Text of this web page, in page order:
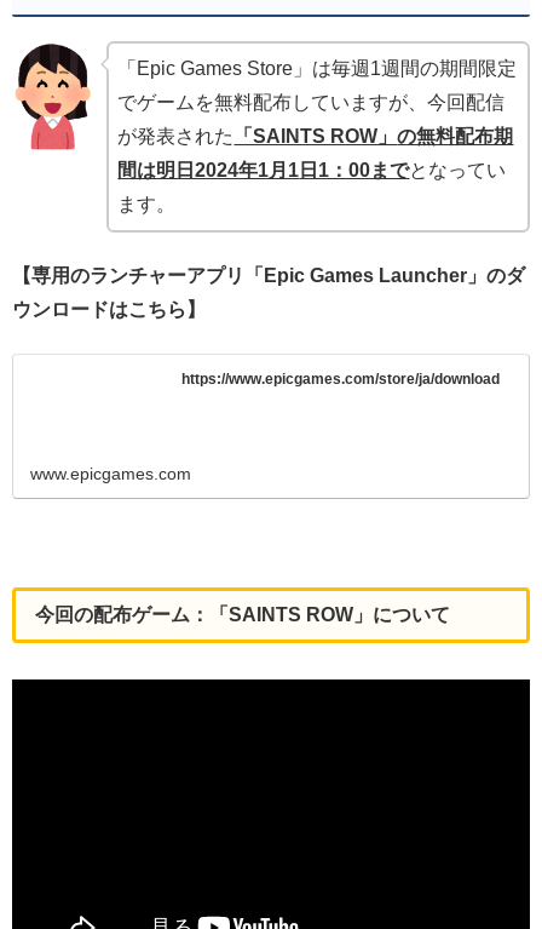
「Epic Games Store」は毎週1週間の期間限定
でゲームを無料配布していますが、今回配信
が発表された
「SAINTS ROW」の無料配布期
間は明日2024年1月1 日1：00までとなってい
ます。
【専用のランチャーアプリ「Epic Games Launcher」のダ
ウンロードはこちら】
https://www.epicgames.com/store/ja/download
www.epicgames.com
今回の配布ゲーム：「SAINTS ROW」について